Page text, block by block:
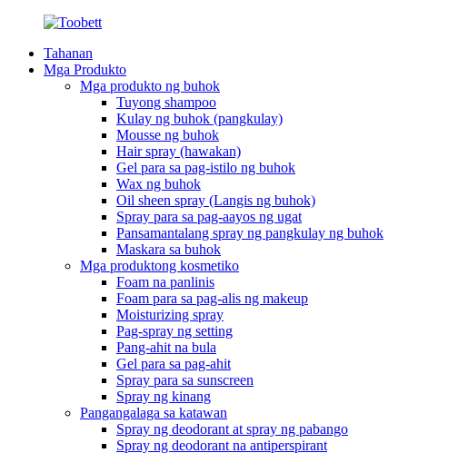
Tahanan
Mga Produkto
Mga produkto ng buhok
Tuyong shampoo
Kulay ng buhok (pangkulay)
Mousse ng buhok
Hair spray (hawakan)
Gel para sa pag-istilo ng buhok
Wax ng buhok
Oil sheen spray (Langis ng buhok)
Spray para sa pag-aayos ng ugat
Pansamantalang spray ng pangkulay ng buhok
Maskara sa buhok
Mga produktong kosmetiko
Foam na panlinis
Foam para sa pag-alis ng makeup
Moisturizing spray
Pag-spray ng setting
Pang-ahit na bula
Gel para sa pag-ahit
Spray para sa sunscreen
Spray ng kinang
Pangangalaga sa katawan
Spray ng deodorant at spray ng pabango
Spray ng deodorant na antiperspirant